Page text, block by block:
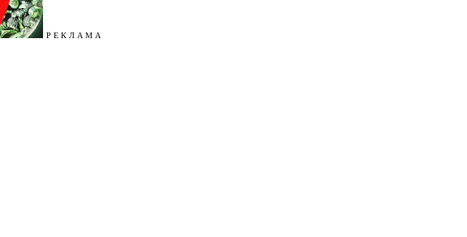
Р Е К Л А М А